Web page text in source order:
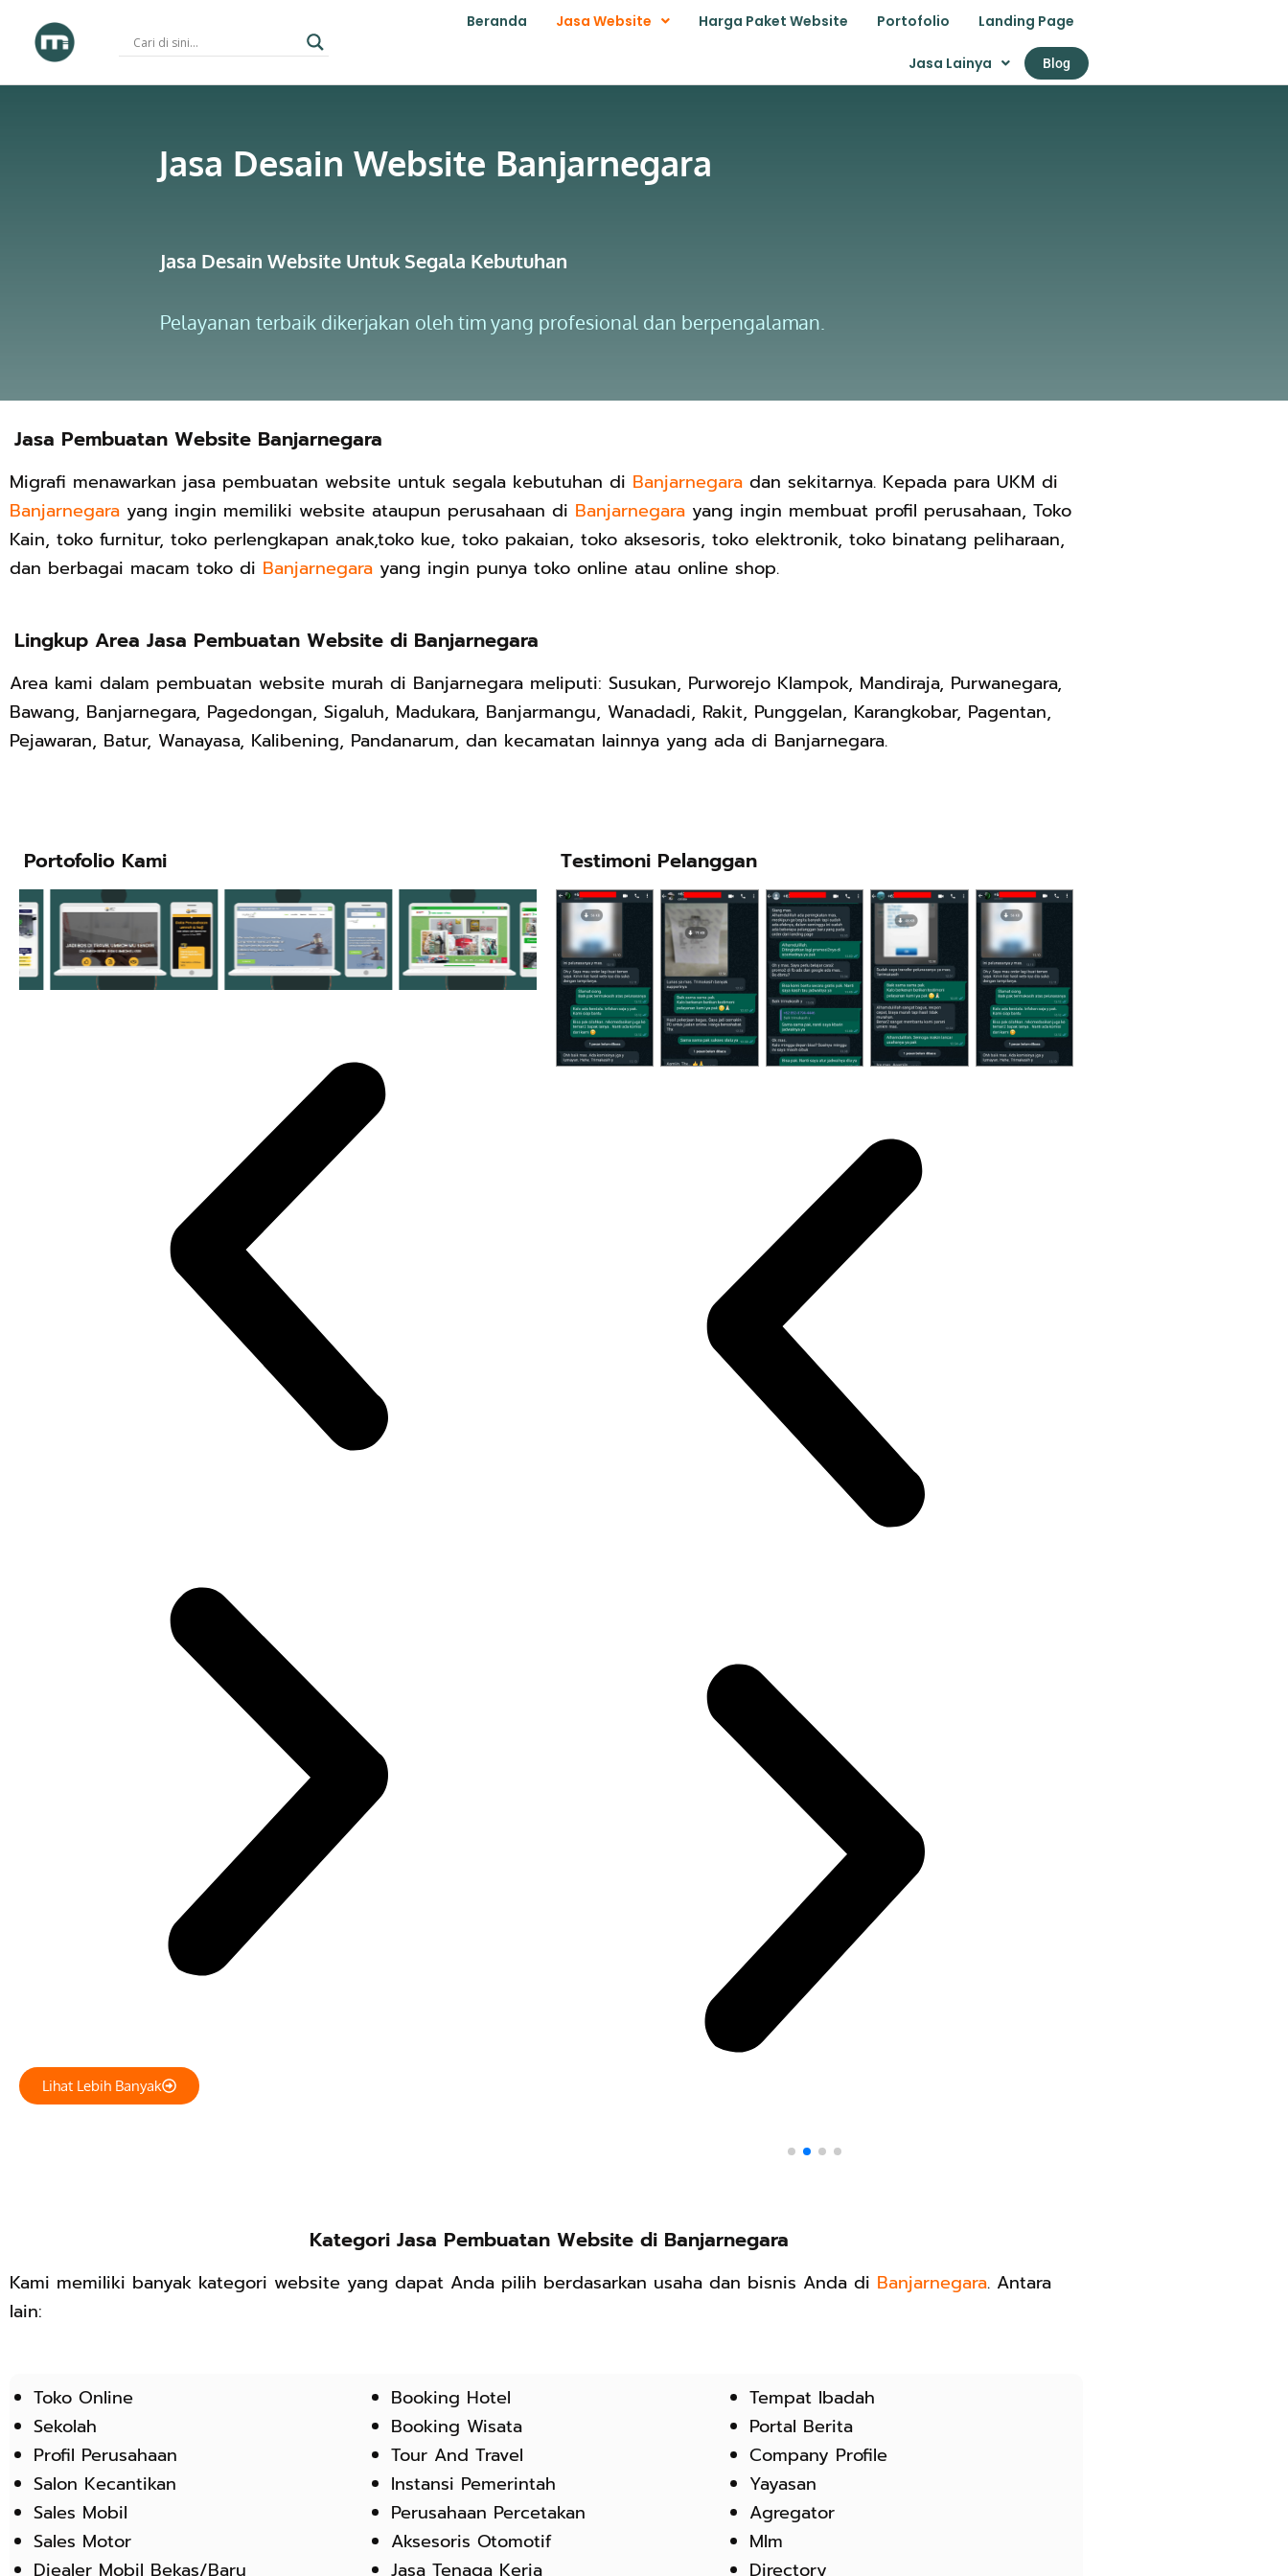
Skip
Beranda Jasa Website Harga Paket Website Portofolio Landing Page
Jasa Lainya Blog
Jasa Desain Website Banjarnegara
Jasa Desain Website Untuk Segala Kebutuhan
Pelayanan terbaik dikerjakan oleh tim yang profesional dan berpengalaman.
Jasa Pembuatan Website Banjarnegara
Migrafi menawarkan jasa pembuatan website untuk segala kebutuhan di Banjarnegara dan sekitarnya. Kepada para UKM di
Banjarnegara yang ingin memiliki website ataupun perusahaan di Banjarnegara yang ingin membuat profil perusahaan, Toko
Kain, toko furnitur, toko perlengkapan anak,toko kue, toko pakaian, toko aksesoris, toko elektronik, toko binatang peliharaan,
dan berbagai macam toko di Banjarnegara yang ingin punya toko online atau online shop.
Lingkup Area Jasa Pembuatan Website di Banjarnegara
Area kami dalam pembuatan website murah di Banjarnegara meliputi: Susukan, Purworejo Klampok, Mandiraja, Purwanegara,
Bawang, Banjarnegara, Pagedongan, Sigaluh, Madukara, Banjarmangu, Wanadadi, Rakit, Punggelan, Karangkobar, Pagentan,
Pejawaran, Batur, Wanayasa, Kalibening, Pandanarum, dan kecamatan lainnya yang ada di Banjarnegara.
Portofolio Kami
Lihat Lebih Banyak
Testimoni Pelanggan
Kategori Jasa Pembuatan Website di Banjarnegara
Kami memiliki banyak kategori website yang dapat Anda pilih berdasarkan usaha dan bisnis Anda di Banjarnegara. Antara
lain:
Toko Online
Sekolah
Profil Perusahaan
Salon Kecantikan
Sales Mobil
Sales Motor
Diealer Mobil Bekas/Baru
Booking Hotel
Booking Wisata
Tour And Travel
Instansi Pemerintah
Perusahaan Percetakan
Aksesoris Otomotif
Jasa Tenaga Kerja
Tempat Ibadah
Portal Berita
Company Profile
Yayasan
Agregator
Mlm
Directory